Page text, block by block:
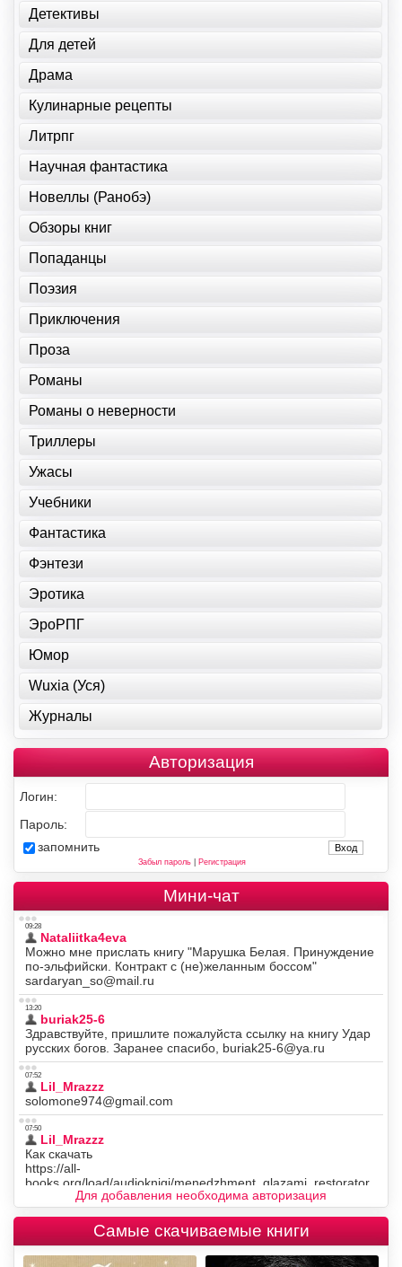
Детективы
Для детей
Драма
Кулинарные рецепты
Литрпг
Научная фантастика
Новеллы (Ранобэ)
Обзоры книг
Попаданцы
Поэзия
Приключения
Проза
Романы
Романы о неверности
Триллеры
Ужасы
Учебники
Фантастика
Фэнтези
Эротика
ЭроРПГ
Юмор
Wuxia (Уся)
Журналы
Авторизация
Логин:
Пароль:
запомнить
Забыл пароль| Регистрация
Мини-чат
Для добавления необходима авторизация
Самые скачиваемые книги